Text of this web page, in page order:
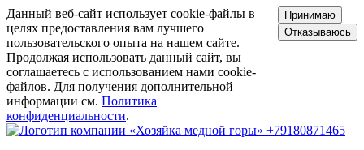
Данный веб-сайт использует cookie-файлы в
целях предоставления вам лучшего
пользовательского опыта на нашем сайте.
Продолжая использовать данный сайт, вы
соглашаетесь с использованием нами cookie-
файлов. Для получения дополнительной
информации см. Политика
конфиденциальности.
Принимаю
Отказываюсь
+79180871465